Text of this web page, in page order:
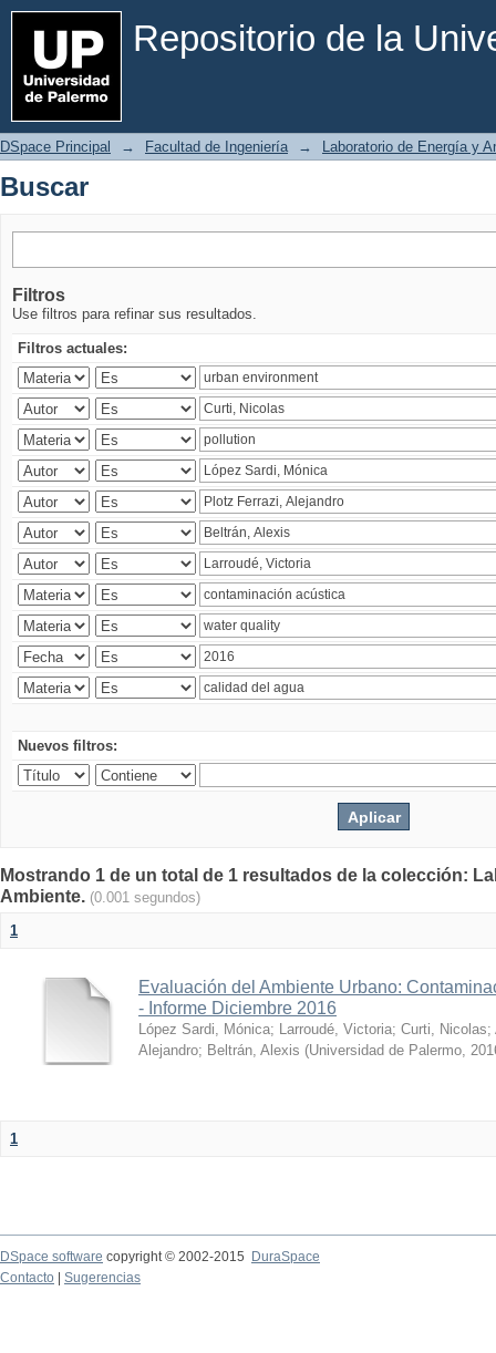
Repositorio de la
Buscar
DSpace Principal → Facultad de Ingeniería → Laboratorio de Energía y
Buscar
Filtros
Use filtros para refinar sus resultados.
Filtros actuales:
Nuevos filtros:
Mostrando 1 de un total de 1 resultados de la colección:
Ambiente. (0.001 segundos)
1
Evaluación del Ambiente Urbano:
- Informe Diciembre 2016
López Sardi, Mónica; Larroudé, Victoria; Curti, Nicolas;
Alejandro; Beltrán, Alexis (Universidad de Palermo,
1
DSpace software copyright © 2002-2015
DuraSpace
Contacto
Sugerencias